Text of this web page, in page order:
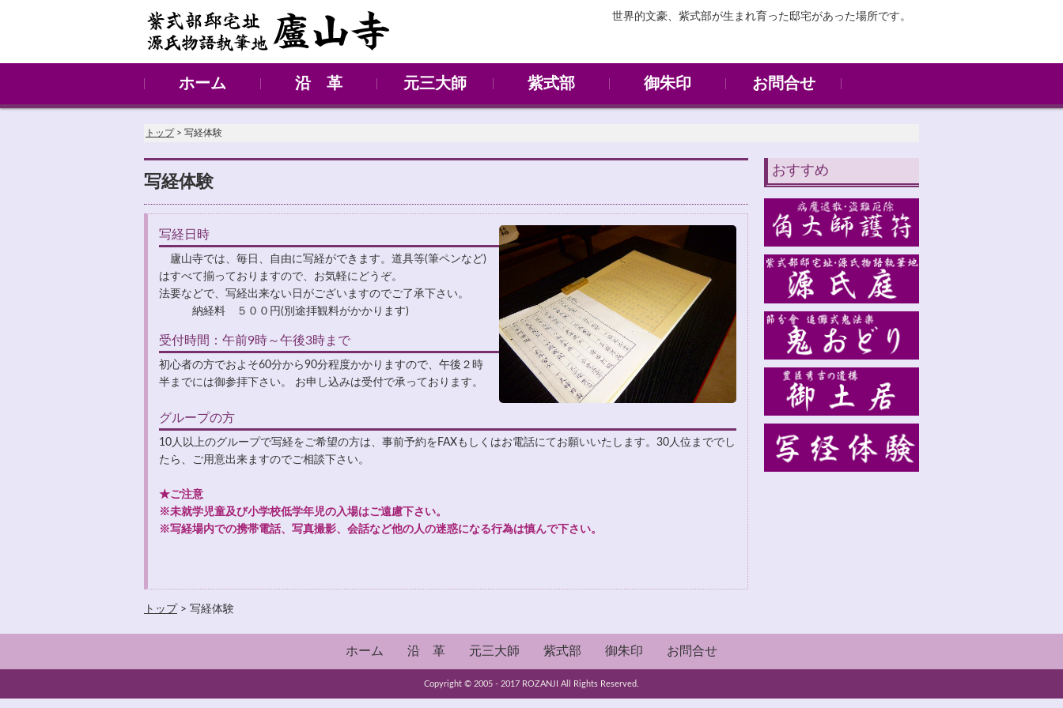
世界的文豪、紫式部が生まれ育った邸宅があった場所です。
ホーム 沿 革 元三大師 紫式部 御朱印 お問合せ
トップ> 写経体験
写経体験
写経日時
廬山寺では、毎日、自由に写経ができます。道具等(筆ペンなど)
はすべて揃っておりますので、お気軽にどうぞ。
法要などで、写経出来ない日がございますのでご了承下さい。
納経料 ５００円(別途拝観料がかかります)
受付時間：午前9時～午後3時まで
初心者の方でおよそ60分から90分程度かかりますので、午後２時
半までには御参拝下さい。 お申し込みは受付で承っております。
グループの方
10人以上のグループで写経をご希望の方は、事前予約をFAXもしくはお電話にてお願いいたします。30人位まででし
たら、ご用意出来ますのでご相談下さい。
★ご注意
※未就学児童及び小学校低学年児の入場はご遠慮下さい。
※写経場内での携帯電話、写真撮影、会話など他の人の迷惑になる行為は慎んで下さい。
トップ > 写経体験
おすすめ
ホーム 沿 革 元三大師 紫式部 御朱印 お問合せ
Copyright © 2005 - 2017 ROZANJI All Rights Reserved.